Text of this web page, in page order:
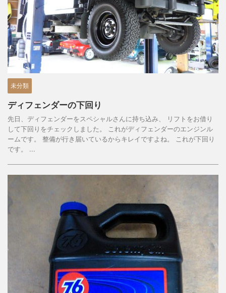
未分類
ディフェンダーの下回り
先日、ディフェンダーをスペシャルさんに持ち込み、 リフトをお借り
して下回りをチェックしました。 これがディフェンダーのエンジンル
ームです。 整備が行き届いているからキレイですよね。 これが下回り
です。 ...